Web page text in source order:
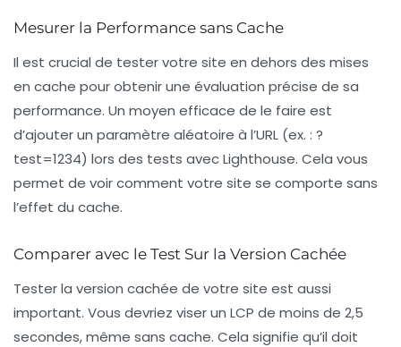
Mesurer la Performance sans Cache
Il est crucial de tester votre site en dehors des mises
en cache pour obtenir une évaluation précise de sa
performance. Un moyen efficace de le faire est
d’ajouter un paramètre aléatoire à l’URL (ex. : ?
test=1234) lors des tests avecLighthouse. Cela vous
permet de voir comment votre site se comporte sans
l’effet du cache.
Comparer avec le Test Sur la Version Cachée
Tester la version cachée de votre site est aussi
important. Vous devriez viser un LCP de moins de 2,5
secondes, même sans cache. Cela signifie qu’il doit